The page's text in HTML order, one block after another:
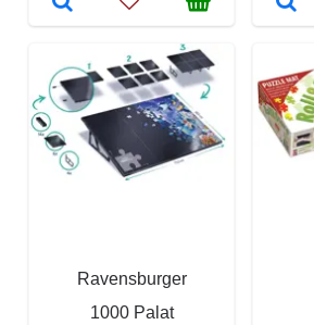
Ravensburger
1000 Palat